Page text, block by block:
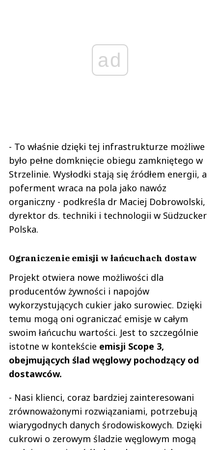
ad
- To właśnie dzięki tej infrastrukturze możliwe
było pełne domknięcie obiegu zamkniętego w
Strzelinie. Wysłodki stają się źródłem energii, a
poferment wraca na pola jako nawóz
organiczny - podkreśla dr Maciej Dobrowolski,
dyrektor ds. techniki i technologii w Südzucker
Polska.
Ograniczenie emisji w łańcuchach dostaw
Projekt otwiera nowe możliwości dla
producentów żywności i napojów
wykorzystujących cukier jako surowiec. Dzięki
temu mogą oni ograniczać emisje w całym
swoim łańcuchu wartości. Jest to szczególnie
istotne w kontekście emisji Scope 3,
obejmujących ślad węglowy pochodzący od
dostawców.
- Nasi klienci, coraz bardziej zainteresowani
zrównoważonymi rozwiązaniami, potrzebują
wiarygodnych danych środowiskowych. Dzięki
cukrowi o zerowym śladzie węglowym mogą